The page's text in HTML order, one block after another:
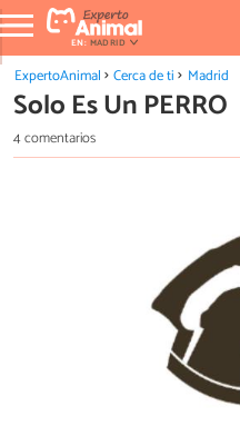
EN: MADRID
ExpertoAnimal Cerca de ti Madrid
Solo Es Un PERRO
4 comentarios